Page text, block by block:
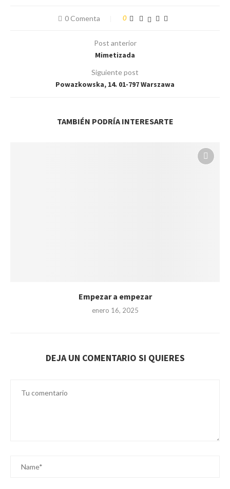
0 Comenta 0
Post anterior
Mimetizada
Siguiente post
Powazkowska, 14. 01-797 Warszawa
TAMBIÉN PODRÍA INTERESARTE
Empezar a empezar
enero 16, 2025
DEJA UN COMENTARIO SI QUIERES